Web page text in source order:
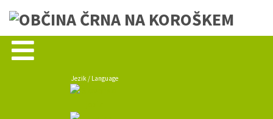
Jezik / Language